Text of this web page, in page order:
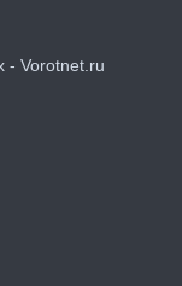
- Vorotnet.ru